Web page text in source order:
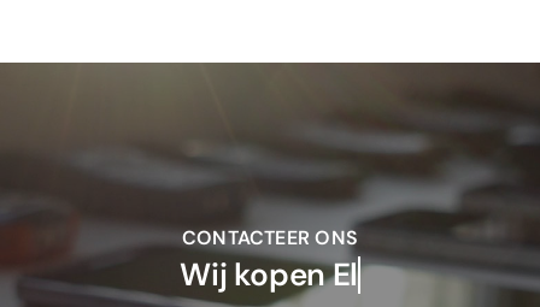
CONTACTEER ONS
Wij kopen